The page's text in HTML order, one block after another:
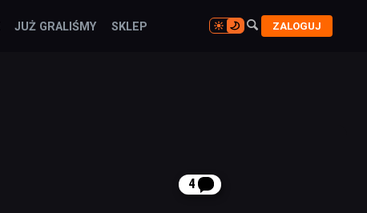
JUŻ GRALIŚMY SKLEP 
 ZALOGUJ
4